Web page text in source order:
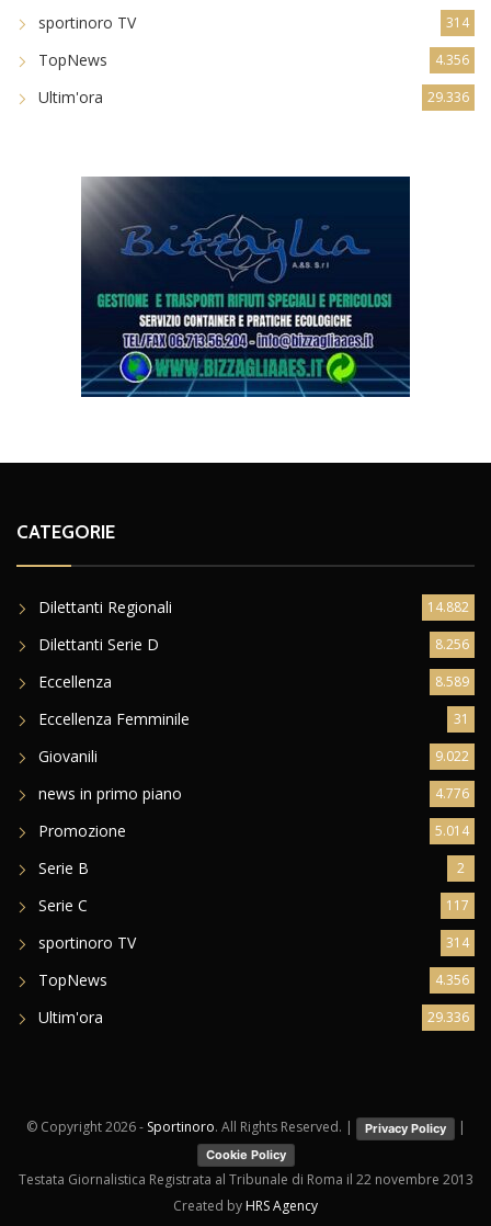
sportinoro TV 314
TopNews 4.356
Ultim'ora 29.336
CATEGORIE
Dilettanti Regionali 14.882
Dilettanti Serie D 8.256
Eccellenza 8.589
Eccellenza Femminile 31
Giovanili 9.022
news in primo piano 4.776
Promozione 5.014
Serie B 2
Serie C 117
sportinoro TV 314
TopNews 4.356
Ultim'ora 29.336
© Copyright2026 - Sportinoro. All Rights Reserved. | Privacy Policy |
Cookie Policy
Testata Giornalistica Registrata al Tribunale di Roma il 22 novembre 2013
Created by HRS Agency